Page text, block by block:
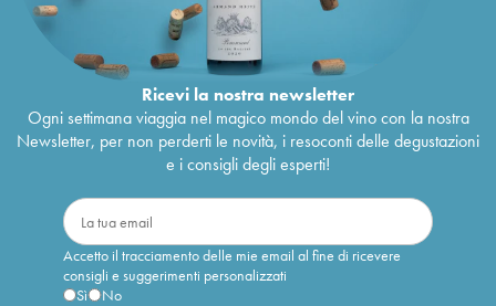
Ricevi la nostra newsletter
Ogni settimana viaggia nel magico mondo del vino con la nostra
Newsletter, per non perderti le novità, i resoconti delle degustazioni
e i consigli degli esperti!
Accetto il tracciamento delle mie email al fine di ricevere
consigli e suggerimenti personalizzati
Sì
No